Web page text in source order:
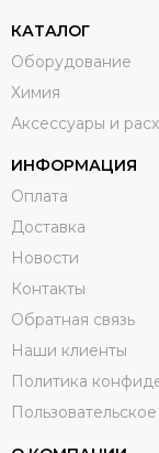
КАТАЛОГ
Оборудование
Химия
Аксессуары и
ИНФОРМАЦИЯ
Оплата
Доставка
Новости
Контакты
Обратная связь
Наши клиенты
Политика